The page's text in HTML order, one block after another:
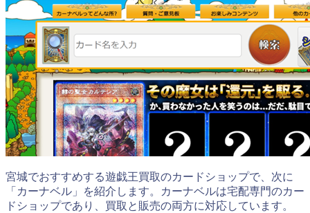
宮城でおすすめする遊戯王買取のカードショップで、次に
「カーナベル」を紹介します。カーナベルは宅配専門のカー
ドショップであり、買取と販売の両方に対応しています。